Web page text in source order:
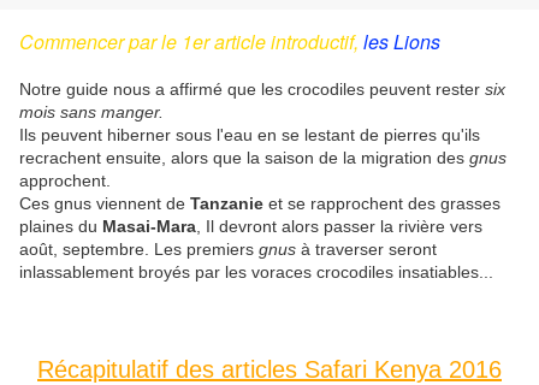
Commencer par le 1er article introductif, les Lions
Notre guide nous a affirmé que les crocodiles peuvent rester six
mois sans manger.
Ils peuvent hiberner sous l'eau en se lestant de pierres qu'ils
recrachent ensuite, alors que la saison de la migration des gnus
approchent.
Ces gnus viennent de Tanzanie et se rapprochent des grasses
plaines du Masai-Mara , Il devront alors passer la rivière vers
août, septembre. Les premiers gnus à traverser seront
inlassablement broyés par les voraces crocodiles insatiables...
Récapitulatif des articles Safari Kenya 2016